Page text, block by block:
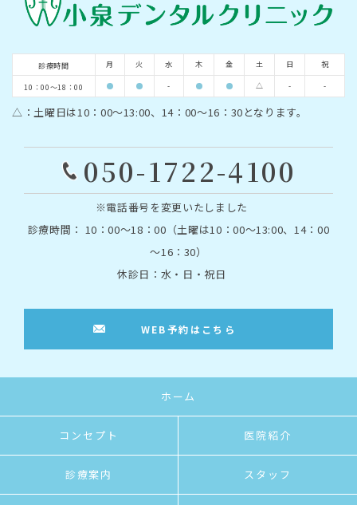
診療時間 月 火 水 木 金 土 日 祝
10：00～18：00 - △ - -
△：土曜日は10：00～13:00、14：00～16：30となります。
050-1722-4100
※電話番号を変更いたしました
診療時間： 10：00～18：00（土曜は10：00～13:00、14：00
～16：30）
休診日：水・日・祝日
WEB予約はこちら
ホーム
コンセプト 医院紹介
診療案内 スタッフ